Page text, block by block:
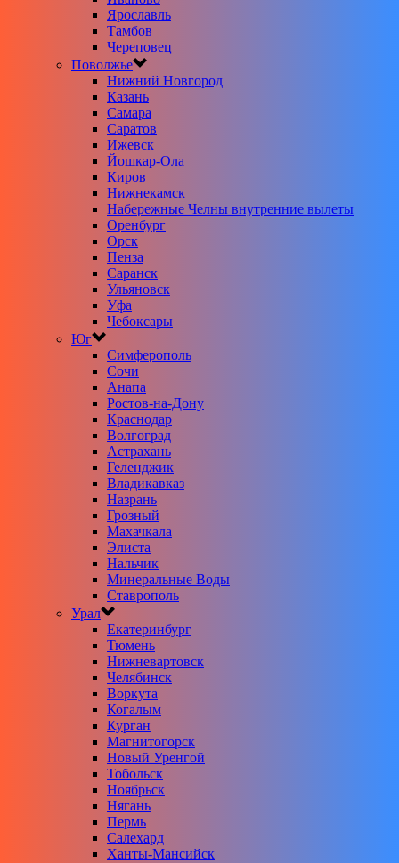
Ярославль
Тамбов
Череповец
Поволжье
Нижний Новгород
Казань
Самара
Саратов
Ижевск
Йошкар-Ола
Киров
Нижнекамск
Набережные Челны внутренние вылеты
Оренбург
Орск
Пенза
Саранск
Ульяновск
Уфа
Чебоксары
Юг
Симферополь
Сочи
Анапа
Ростов-на-Дону
Краснодар
Волгоград
Астрахань
Геленджик
Владикавказ
Назрань
Грозный
Махачкала
Элиста
Нальчик
Минеральные Воды
Ставрополь
Урал
Екатеринбург
Тюмень
Нижневартовск
Челябинск
Воркута
Когалым
Курган
Магнитогорск
Новый Уренгой
Тобольск
Ноябрьск
Нягань
Пермь
Салехард
Ханты-Мансийск